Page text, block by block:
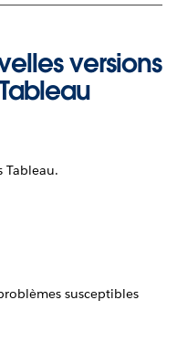
versions
Tableau.
susceptibles